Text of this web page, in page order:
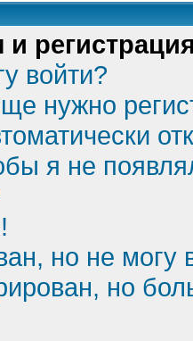
войти?
нужно
я не
но не могу
но